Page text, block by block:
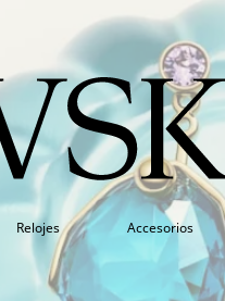
Relojes Accesorios